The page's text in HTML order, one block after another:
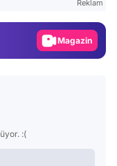
Reklam
Gündem
Magazin
Video
:(